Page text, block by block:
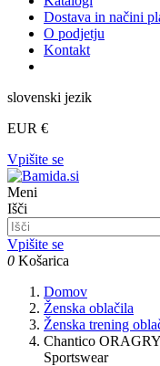
Dostava in načini
O podjetju
Kontakt
slovenski jezik
EUR €
Vpišite se
Meni
Išči
Vpišite se
0 Košarica
Domov
Ženska oblačila
Ženska trening
Chantico
Sportswear